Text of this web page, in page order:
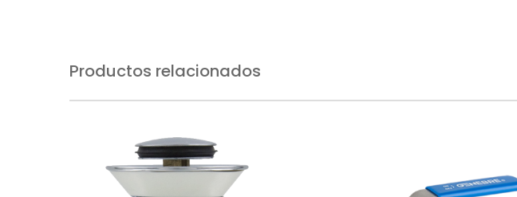
Productos relacionados